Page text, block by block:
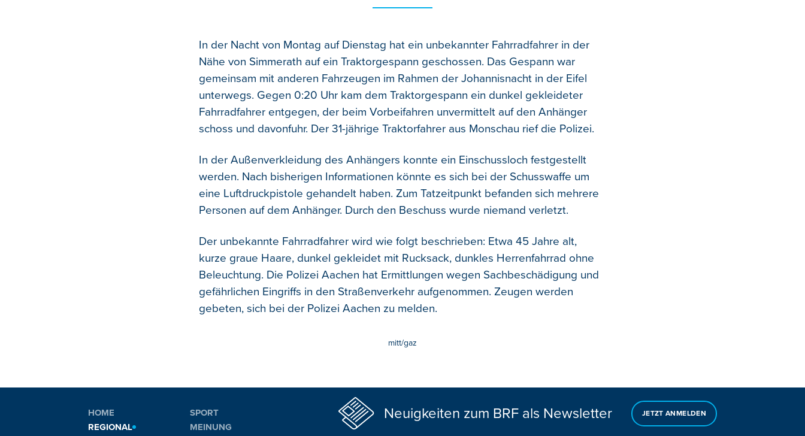
In der Nacht von Montag auf Dienstag hat ein unbekannter Fahrradfahrer in der
Nähe von Simmerath auf ein Traktorgespann geschossen. Das Gespann war
gemeinsam mit anderen Fahrzeugen im Rahmen der Johannisnacht in der Eifel
unterwegs. Gegen 0:20 Uhr kam dem Traktorgespann ein dunkel gekleideter
Fahrradfahrer entgegen, der beim Vorbeifahren unvermittelt auf den Anhänger
schoss und davonfuhr. Der 31-jährige Traktorfahrer aus Monschau rief die Polizei.
In der Außenverkleidung des Anhängers konnte ein Einschussloch festgestellt
werden. Nach bisherigen Informationen könnte es sich bei der Schusswaffe um
eine Luftdruckpistole gehandelt haben. Zum Tatzeitpunkt befanden sich mehrere
Personen auf dem Anhänger. Durch den Beschuss wurde niemand verletzt.
Der unbekannte Fahrradfahrer wird wie folgt beschrieben: Etwa 45 Jahre alt,
kurze graue Haare, dunkel gekleidet mit Rucksack, dunkles Herrenfahrrad ohne
Beleuchtung. Die Polizei Aachen hat Ermittlungen wegen Sachbeschädigung und
gefährlichen Eingriffs in den Straßenverkehr aufgenommen. Zeugen werden
gebeten, sich bei der Polizei Aachen zu melden.
mitt/gaz
HOME
REGIONAL
SPORT
MEINUNG
Neuigkeiten zum BRF als Newsletter JETZT ANMELDEN